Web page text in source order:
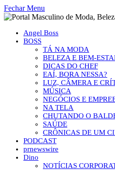
Fechar Menu
Angel Boss
BOSS
TÁ NA MODA
BELEZA E BEM-
DICAS DO CHEF
EAÍ, BORA NESSA?
LUZ, CÂMERA E
MÚSICA
NEGÓCIOS E
NA TELA
CHUTANDO O
SAÚDE
CRÔNICAS DE UM
PODCAST
prnewswire
Dino
NOTÍCIAS